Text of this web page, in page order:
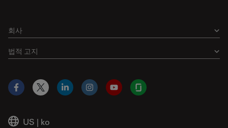
회사
법적 고지
US | ko
Facebook
X LinkedInInstagramYouTubeGlassdoor